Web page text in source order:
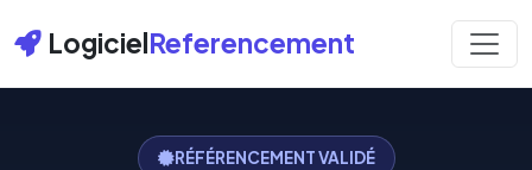
LogicielReferencement
RÉFÉRENCEMENT VALIDÉ